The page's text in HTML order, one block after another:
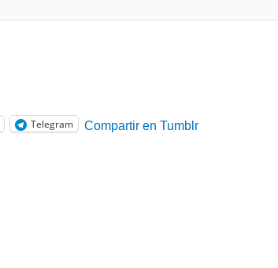
Telegram Compartir en Tumblr